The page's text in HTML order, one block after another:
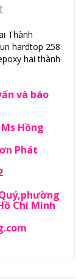
Thành
hardtop 258
hai thành
và báo
Ms Hồng
Phát
Chí Minh